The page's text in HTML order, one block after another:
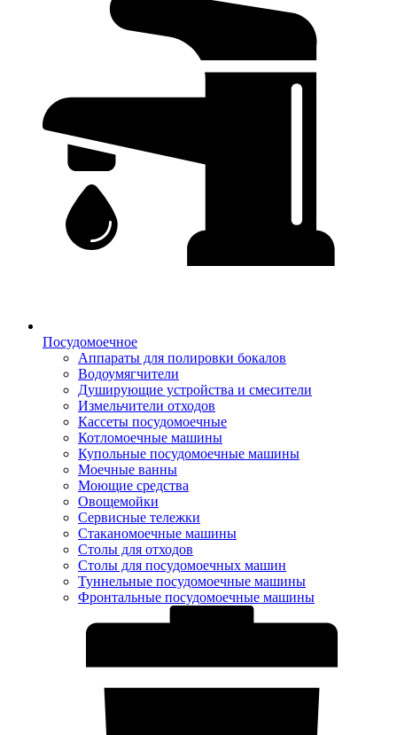
Посудомоечное
Аппараты для полировки бокалов
Водоумягчители
Душирующие устройства и смесители
Измельчители отходов
Кассеты посудомоечные
Котломоечные машины
Купольные посудомоечные машины
Моечные ванны
Моющие средства
Овощемойки
Сервисные тележки
Стаканомоечные машины
Столы для отходов
Столы для посудомоечных машин
Туннельные посудомоечные машины
Фронтальные посудомоечные машины